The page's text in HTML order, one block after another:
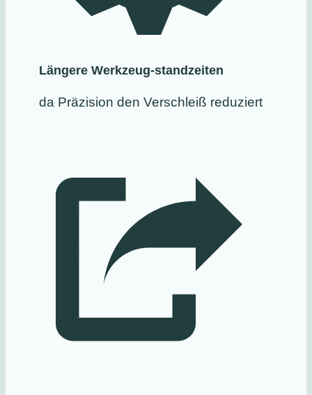
Längere Werkzeug-standzeiten
da Präzision den Verschleiß reduziert